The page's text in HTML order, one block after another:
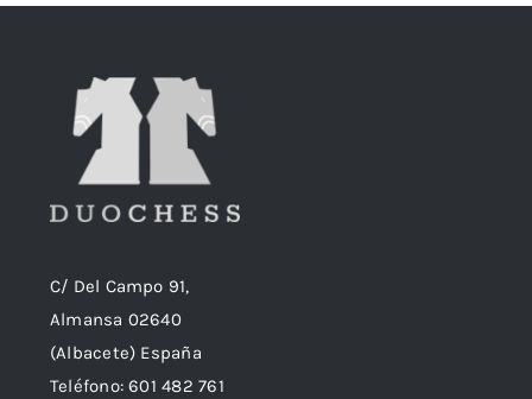
C/ Del Campo 91,
Almansa 02640
(Albacete) España
Teléfono:601 482 761